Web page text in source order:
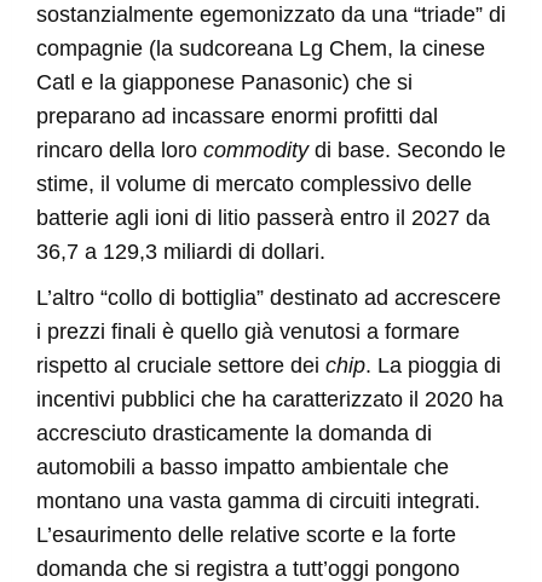
sostanzialmente egemonizzato da una “triade” di
compagnie (la sudcoreana Lg Chem, la cinese
Catl e la giapponese Panasonic) che si
preparano ad incassare enormi profitti dal
rincaro della loro commoditydi base. Secondo le
stime, il volume di mercato complessivo delle
batterie agli ioni di litio passerà entro il 2027 da
36,7 a 129,3 miliardi di dollari.
L’altro “collo di bottiglia” destinato ad accrescere
i prezzi finali è quello già venutosi a formare
rispetto al cruciale settore dei chip. La pioggia di
incentivi pubblici che ha caratterizzato il 2020 ha
accresciuto drasticamente la domanda di
automobili a basso impatto ambientale che
montano una vasta gamma di circuiti integrati.
L’esaurimento delle relative scorte e la forte
domanda che si registra a tutt’oggi pongono